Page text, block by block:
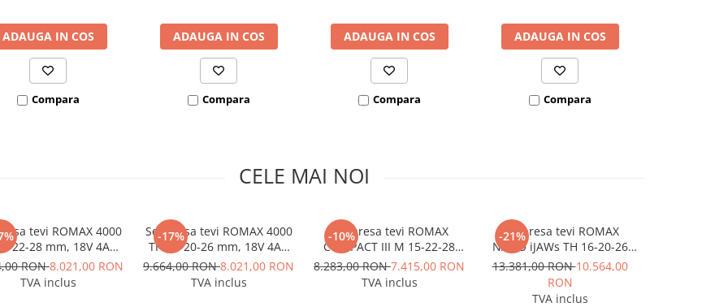
ADAUGA IN COS
Compara
ADAUGA IN COS
Compara
ADAUGA IN COS
Compara
ADAUGA IN COS
Compara
CELE MAI NOI
tevi ROMAX 4000
22-28 mm, 18V 4Ah
EU
RON8.021,00 RON
TVA inclus
-17%
Set presa tevi ROMAX 4000
TH 16-20-26 mm, 18V 4Ah
EU
9.664,00 RON8.021,00 RON
TVA inclus
-10%
Set presa tevi ROMAX
COMPACT III M 15-22-28
mm, 18V 2Ah EU AMPShare
8.283,00 RON7.415,00 RON
TVA inclus
-21%
Set presa tevi ROMAX
NANO iJAWs TH 16-20-26
mm, 18V 2Ah CAS
13.381,00 RON10.564,00
RON
TVA inclus